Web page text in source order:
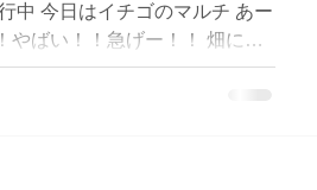
中 今日はイチゴのマルチ あー
ばい！！急げー！！ 畑に戻
「百姓の仕事てのは いかに